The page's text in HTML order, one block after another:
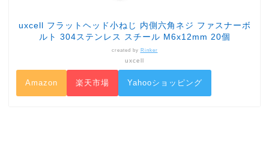
uxcell フラットヘッド小ねじ 内側六角ネジ ファスナーボ
ルト 304ステンレス スチール M6x12mm 20個
created by Rinker
uxcell
Amazon 楽天市場 Yahooショッピング